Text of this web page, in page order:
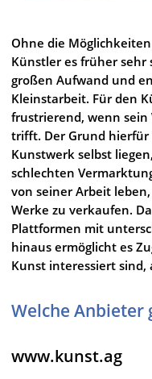
Ohne die
Künstler es früher sehr
großen Aufwand und
Kleinstarbeit. Für den
frustrierend, wenn sein
trifft. Der Grund hierfür
Kunstwerk selbst
schlechten
von seiner Arbeit
Werke zu verkaufen.
Plattformen mit
hinaus ermöglicht es
Kunst interessiert sind,
Welche Anbieter
www.kunst.ag